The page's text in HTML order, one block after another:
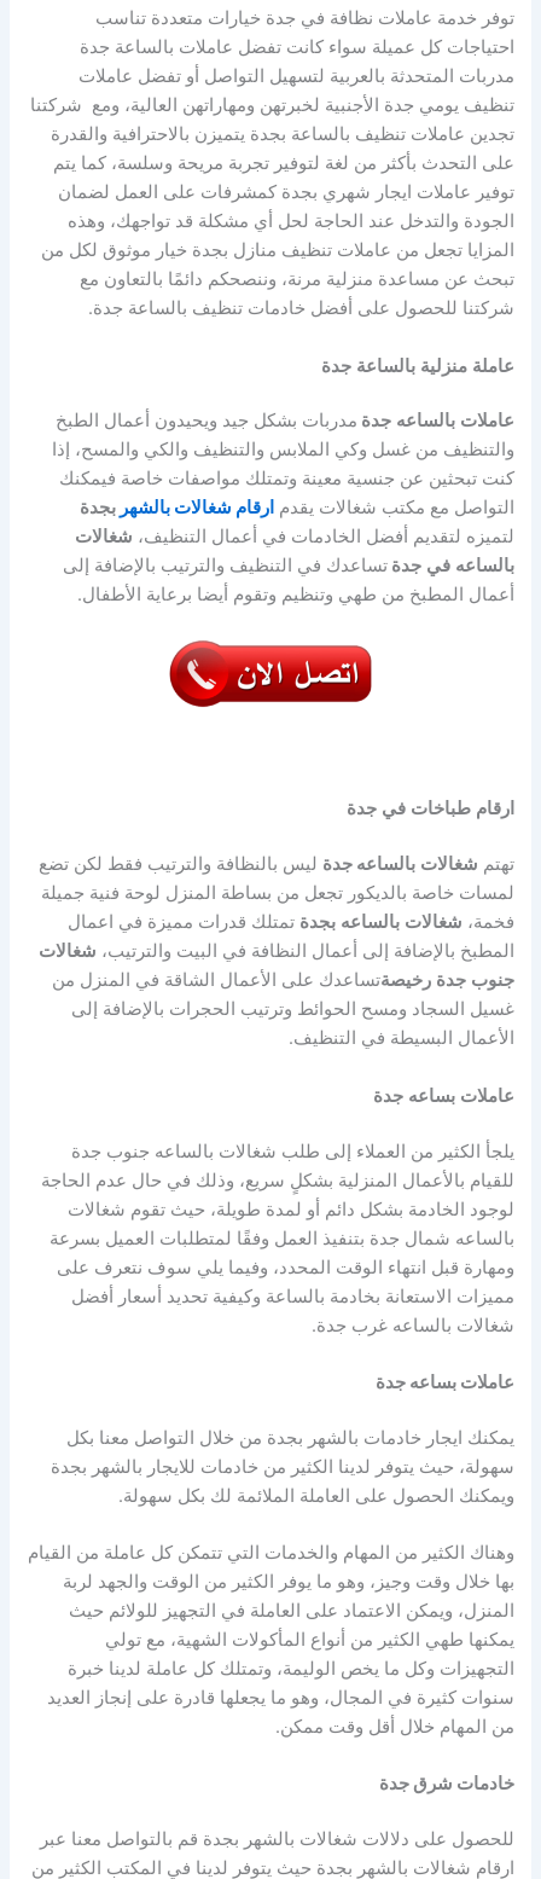
توفر خدمة عاملات نظافة في جدة خيارات متعددة تناسب
احتياجات كل عميلة سواء كانت تفضل عاملات بالساعة جدة
مدربات المتحدثة بالعربية لتسهيل التواصل أو تفضل عاملات
تنظيف يومي جدة الأجنبية لخبرتهن ومهاراتهن العالية، ومع شركتنا
تجدين عاملات تنظيف بالساعة بجدة يتميزن بالاحترافية والقدرة
على التحدث بأكثر من لغة لتوفير تجربة مريحة وسلسة، كما يتم
توفير عاملات ايجار شهري بجدة كمشرفات على العمل لضمان
الجودة والتدخل عند الحاجة لحل أي مشكلة قد تواجهك، وهذه
المزايا تجعل من عاملات تنظيف منازل بجدة خيار موثوق لكل من
تبحث عن مساعدة منزلية مرنة، وننصحكم دائمًا بالتعاون مع
شركتنا للحصول على أفضل خادمات تنظيف بالساعة جدة.
عاملة منزلية بالساعة جدة
عاملات بالساعه جدة مدربات بشكل جيد ويحيدون أعمال الطبخ
والتنظيف من غسل وكي الملابس والتنظيف والكي والمسح، إذا
كنت تبحثين عن جنسية معينة وتمتلك مواصفات خاصة فيمكنك
التواصل مع مكتب شغالات يقدم ارقام شغالات بالشهر بجدة
لتميزه لتقديم أفضل الخادمات في أعمال التنظيف، شغالات
بالساعه في جدةتساعدك في التنظيف والترتيب بالإضافة إلى
أعمال المطبخ من طهي وتنظيم وتقوم أيضا برعاية الأطفال.
ارقام طباخات في جدة
تهتم شغالات بالساعه جدة ليس بالنظافة والترتيب فقط لكن تضع
لمسات خاصة بالديكور تجعل من بساطة المنزل لوحة فنية جميلة
فخمة، شغالات بالساعه بجدة تمتلك قدرات مميزة في اعمال
المطبخ بالإضافة إلى أعمال النظافة في البيت والترتيب، شغالات
جنوب جدة رخيصةتساعدك على الأعمال الشاقة في المنزل من
غسيل السجاد ومسح الحوائط وترتيب الحجرات بالإضافة إلى
الأعمال البسيطة في التنظيف.
عاملات بساعه جدة
يلجأ الكثير من العملاء إلى طلب شغالات بالساعه جنوب جدة
للقيام بالأعمال المنزلية بشكلٍ سريع، وذلك في حال عدم الحاجة
لوجود الخادمة بشكل دائم أو لمدة طويلة، حيث تقوم شغالات
بالساعه شمال جدة بتنفيذ العمل وفقًا لمتطلبات العميل بسرعة
ومهارة قبل انتهاء الوقت المحدد، وفيما يلي سوف نتعرف على
مميزات الاستعانة بخادمة بالساعة وكيفية تحديد أسعار أفضل
شغالات بالساعه غرب جدة.
عاملات بساعه جدة
يمكنك ايجار خادمات بالشهر بجدة من خلال التواصل معنا بكل
سهولة، حيث يتوفر لدينا الكثير من خادمات للايجار بالشهر بجدة
ويمكنك الحصول على العاملة الملائمة لك بكل سهولة.
وهناك الكثير من المهام والخدمات التي تتمكن كل عاملة من القيام
بها خلال وقت وجيز، وهو ما يوفر الكثير من الوقت والجهد لربة
المنزل، ويمكن الاعتماد على العاملة في التجهيز للولائم حيث
يمكنها طهي الكثير من أنواع المأكولات الشهية، مع تولي
التجهيزات وكل ما يخص الوليمة، وتمتلك كل عاملة لدينا خبرة
سنوات كثيرة في المجال، وهو ما يجعلها قادرة على إنجاز العديد
من المهام خلال أقل وقت ممكن.
خادمات شرق جدة
للحصول على دلالات شغالات بالشهر بجدة قم بالتواصل معنا عبر
ارقام شغالات بالشهر بجدة حيث يتوفر لدينا في المكتب الكثير من